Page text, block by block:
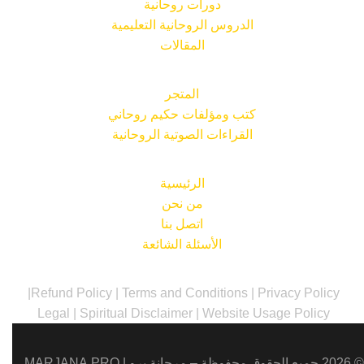
دورات روحانية
الدروس الروحانية التعليمية
المقالات
المتجر
كتب ومؤلفات حكيم روحاني
القراءات الصوتية الروحانية
الرئيسية
من نحن
اتصل بنا
الأسئلة الشائعة
Privacy Policy
Terms and Conditions
Refund Policy
Website Usage Policy
Spiritual Disclaimer
Legal